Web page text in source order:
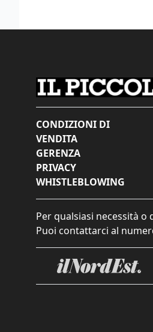
CONDIZIONI DI
VENDITA
GERENZA
PRIVACY
WHISTLEBLOWING
Per qualsiasi necessità
Puoi contattarci al